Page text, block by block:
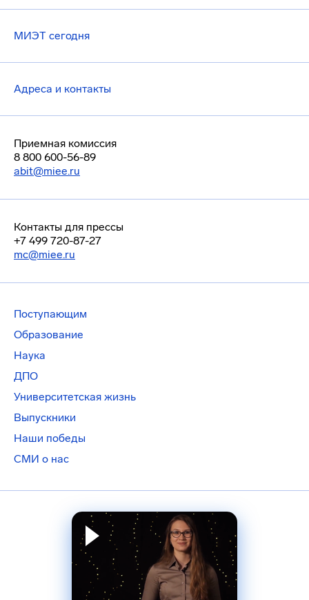
МИЭТ сегодня
Адреса и контакты
Приемная комиссия
8 800 600-56-89
abit@miee.ru
Контакты для прессы
+7 499 720-87-27
mc@miee.ru
Поступающим
Образование
Наука
ДПО
Университетская жизнь
Выпускники
Наши победы
СМИ о нас